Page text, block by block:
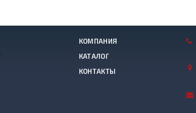
КОМПАНИЯ
КАТАЛОГ
КОНТАКТЫ